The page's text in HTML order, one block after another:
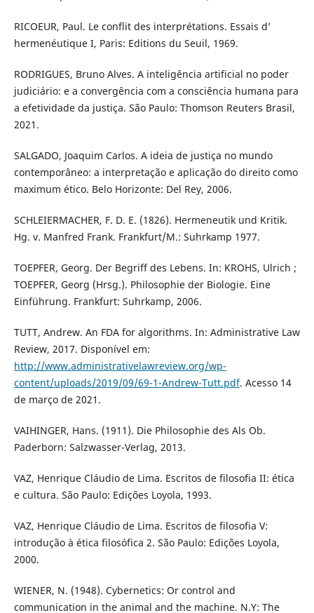
RICOEUR, Paul. Le conflit des interprétations. Essais d’
hermenéutique I, Paris: Editions du Seuil, 1969.
RODRIGUES, Bruno Alves. A inteligência artificial no poder
judiciário: e a convergência com a consciência humana para
a efetividade da justiça. São Paulo: Thomson Reuters Brasil,
2021.
SALGADO, Joaquim Carlos. A ideia de justiça no mundo
contemporâneo: a interpretação e aplicação do direito como
maximum ético. Belo Horizonte: Del Rey, 2006.
SCHLEIERMACHER, F. D. E. (1826). Hermeneutik und Kritik.
Hg. v. Manfred Frank. Frankfurt/M.: Suhrkamp 1977.
TOEPFER, Georg. Der Begriff des Lebens. In: KROHS, Ulrich ;
TOEPFER, Georg (Hrsg.). Philosophie der Biologie. Eine
Einführung. Frankfurt: Suhrkamp, 2006.
TUTT, Andrew. An FDA for algorithms. In: Administrative Law
Review, 2017. Disponível em:
http://www.administrativelawreview.org/wp-
content/uploads/2019/09/69-1-Andrew-Tutt.pdf. Acesso 14
de março de 2021.
VAIHINGER, Hans. (1911). Die Philosophie des Als Ob.
Paderborn: Salzwasser-Verlag, 2013.
VAZ, Henrique Cláudio de Lima. Escritos de filosofia II: ética
e cultura. São Paulo: Edições Loyola, 1993.
VAZ, Henrique Cláudio de Lima. Escritos de filosofia V:
introdução à ética filosófica 2. São Paulo: Edições Loyola,
2000.
WIENER, N. (1948). Cybernetics: Or control and
communication in the animal and the machine. N.Y: The